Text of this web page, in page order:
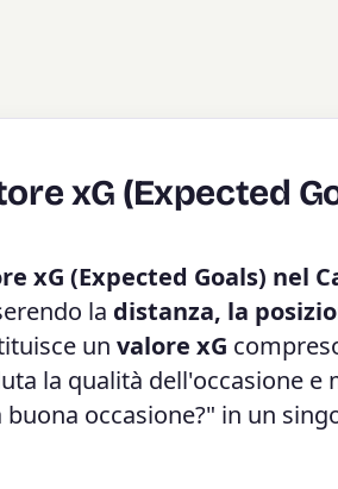
xG (Expected
xG (Expected Goals) nel
la distanza, la
un valore xG
la qualità dell'occasione
buona occasione?" in un